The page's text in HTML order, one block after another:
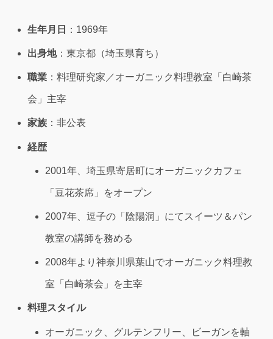
生年月日 ：1969年
出身地：東京都（埼玉県育ち）
職業 ：料理研究家／オーガニック料理教室「白崎茶
会」主宰
家族 ：非公表
経歴
2001年、埼玉県寄居町にオーガニックカフェ
「豆花茶席」をオープン
2007年、逗子の「陰陽洞」にてスイーツ＆パン
教室の講師を務める
2008年より神奈川県葉山でオーガニック料理教
室「白崎茶会」を主宰
料理スタイル
オーガニック、グルテンフリー、ビーガンを軸